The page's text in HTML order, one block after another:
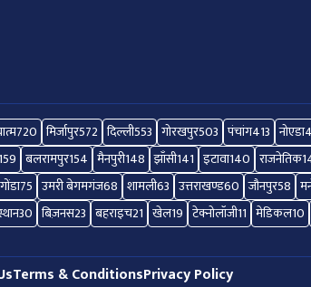
720 मिर्जापुर572 दिल्ली553 गोरखपुर503 पंचांग413 नोएडा
बलरामपुर154 मैनपुरी148 झाँसी141 इटावा140 राजनेतिक
75 उमरी बेगमगंज68 शामली63 उत्तराखण्ड60 जौनपुर58
30 बिज़नस23 बहराइच21 खेल19 टेक्नोलॉजी11 मेडिकल10
Terms & ConditionsPrivacy Policy